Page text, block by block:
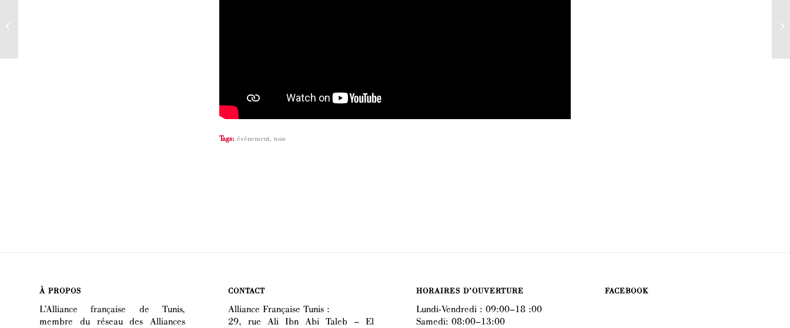
Tags: évènement, tous
À PROPOS
L’Alliance française de Tunis,
membre du réseau des Alliances
CONTACT
Alliance Française Tunis :
29, rue Ali Ibn Abi Taleb – El
HORAIRES D’OUVERTURE
Lundi-Vendredi : 09:00–18 :00
Samedi: 08:00–13:00
FACEBOOK